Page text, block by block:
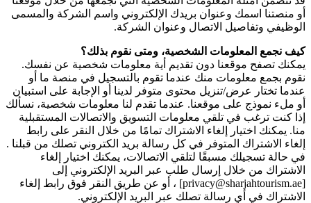
أو منصتنا اسمك وعنوان بريدك الإلكتروني واسم الشركة والمسمى
الوظيفي وتفاصيل الاتصال وعنوان الشركة.
كيف نجمع المعلومات الشخصية، ومتى نقوم بذلك؟
يمكنك تصفح موقعنا دون تقديم أية معلومات شخصية عن نفسك.
نقوم بجمع معلومات منك عندما تقوم بالتسجيل في منصة ما أو
عندما تختار عرض/تنزيل محتوى متوفر لدينا أو الإجابة على استبيان
أو ملء نموذج على موقعنا. عندما تقدم لنا معلومات شخصية، نسألك
إذا كنت ترغب في تلقي معلومات التسويق والاتصالات المستقبلية
منا. يمكنك اختيار إلغاء الاشتراك تمامًا من خلال النقر على رابط
إلغاء الاشتراك المتوفر في كل رسالة بريد الكتروني تصلك من قبلنا .
في حالة تسجيلك مسبقًا لتلقي الاتصالات، يمكنك اختيار إلغاء
الاشتراك من خلال إرسال طلب عبر البريد الإلكتروني إلى
[privacy@sharjahtourism.ae] ، أو عن طريق النقر فوق رابط إلغاء
الاشتراك في أي رسالة تصلك عبر البريد الإلكتروني.